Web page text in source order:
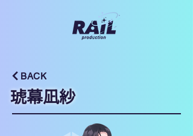
琥幕凪紗
BACK